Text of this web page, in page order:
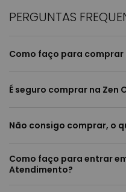
PERGUNTAS
Como faço para comprar
É seguro comprar na Zen
Não consigo comprar, o
Como faço para entrar
Atendimento?